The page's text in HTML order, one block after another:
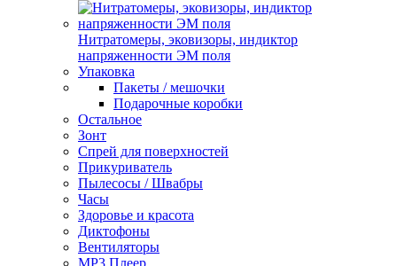
Нитратомеры, эковизоры, индиктор
напряженности ЭМ поля
Упаковка
Пакеты / мешочки
Подарочные коробки
Остальное
Зонт
Спрей для поверхностей
Прикуриватель
Пылесосы / Швабры
Часы
Здоровье и красота
Диктофоны
Вентиляторы
МР3 Плеер